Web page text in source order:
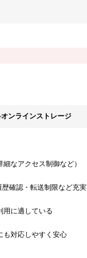
ンラインストレージ
なアクセス制御など）
確認・転送制限など充実
用に適している
も対応しやすく安心